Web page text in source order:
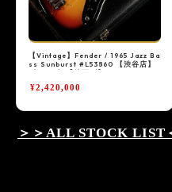
【Vintage】Fender / 1965 Jazz Ba
ss Sunburst #L53860 【渋谷店】
《05VG》【値下げ】
¥2,420,000
＞＞ALL STOCK LIST